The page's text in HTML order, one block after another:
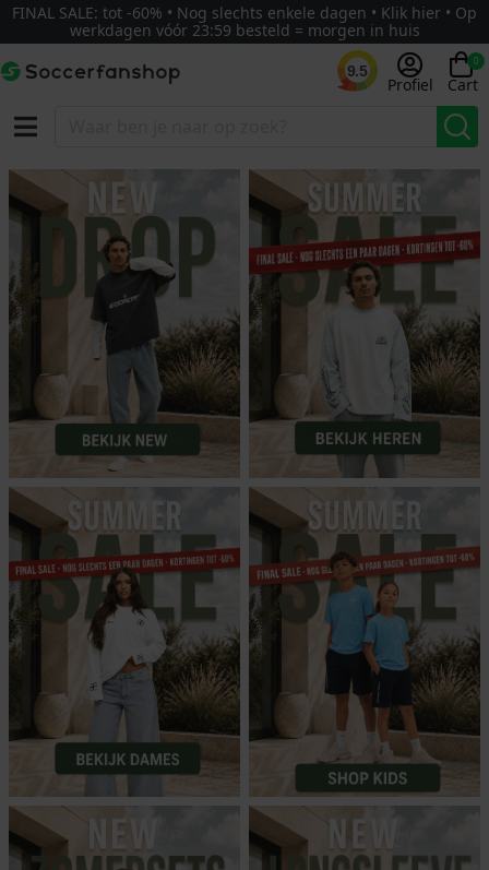
FINAL SALE: tot -60% • Nog slechts enkele dagen • Klik hier • Op
werkdagen vóór 23:59 besteld = morgen in huis
9.5
Profiel
0
Cart